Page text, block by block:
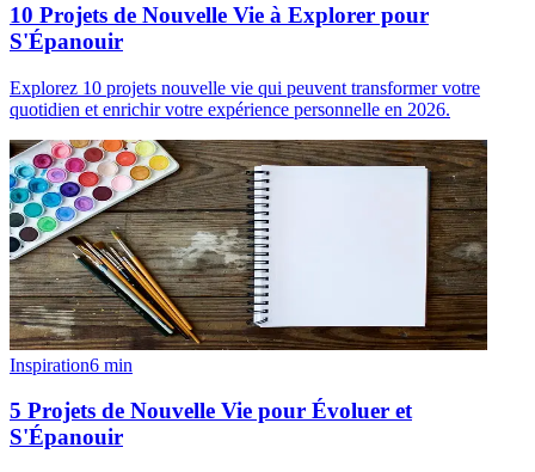
10 Projets de Nouvelle Vie à Explorer pour
S'Épanouir
Explorez 10 projets nouvelle vie qui peuvent transformer votre
quotidien et enrichir votre expérience personnelle en 2026.
Inspiration6 min
5 Projets de Nouvelle Vie pour Évoluer et
S'Épanouir